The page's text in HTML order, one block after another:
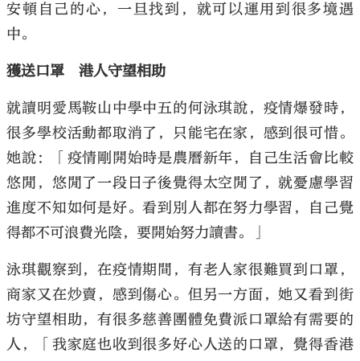
安頓自己的心，一旦找到，就可以運用到很多境遇
中。
獲送口罩 港人守望相助
就讀明愛馬鞍山中學中五的何泳琪說，疫情爆發時，
很多學校活動都取消了，只能宅在家，感到很可惜。
她說：「疫情剛開始時是農曆新年，自己生活會比較
悠閒，悠閒了一段日子後覺得太空閒了，就憂慮學習
進度不知如何是好。看到別人都在努力學習，自己覺
得都不可浪費光陰，要開始努力讀書。」
泳琪觀察到，在疫情期間，有老人家很難買到口罩，
商家又在炒賣，感到傷心。但另一方面，她又看到街
坊守望相助，有很多慈善團體免費派口罩給有需要的
人，「我家庭也收到很多好心人送的口罩，覺得香港